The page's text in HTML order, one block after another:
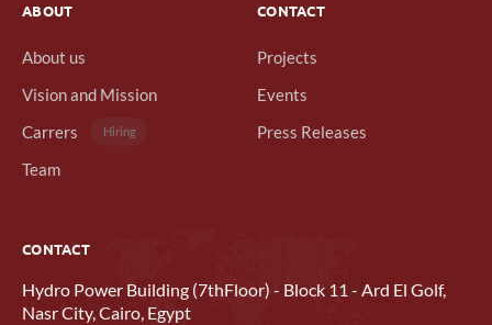
ABOUT
About us
Vision and Mission
Carrers
Hiring
Team
CONTACT
Projects
Events
Press Releases
CONTACT
Hydro Power Building (7thFloor) - Block 11 - Ard El Golf,
Nasr City, Cairo, Egypt